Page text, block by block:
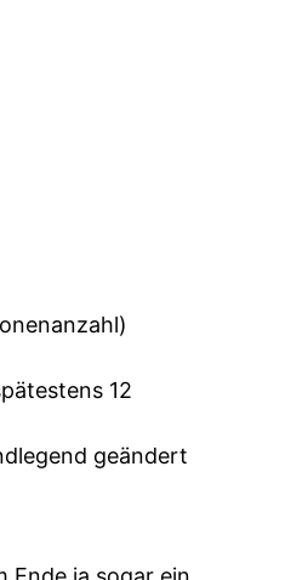
12
geändert